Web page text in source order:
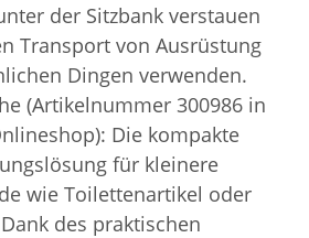
der Sitzbank verstauen
Transport von Ausrüstung
Dingen verwenden.
(Artikelnummer 300986 in
Die kompakte
für kleinere
wie Toilettenartikel oder
des praktischen